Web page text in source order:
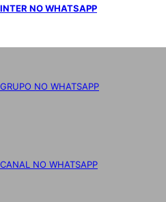
INTER NO WHATSAPP
GRUPO NO WHATSAPP
CANAL NO WHATSAPP